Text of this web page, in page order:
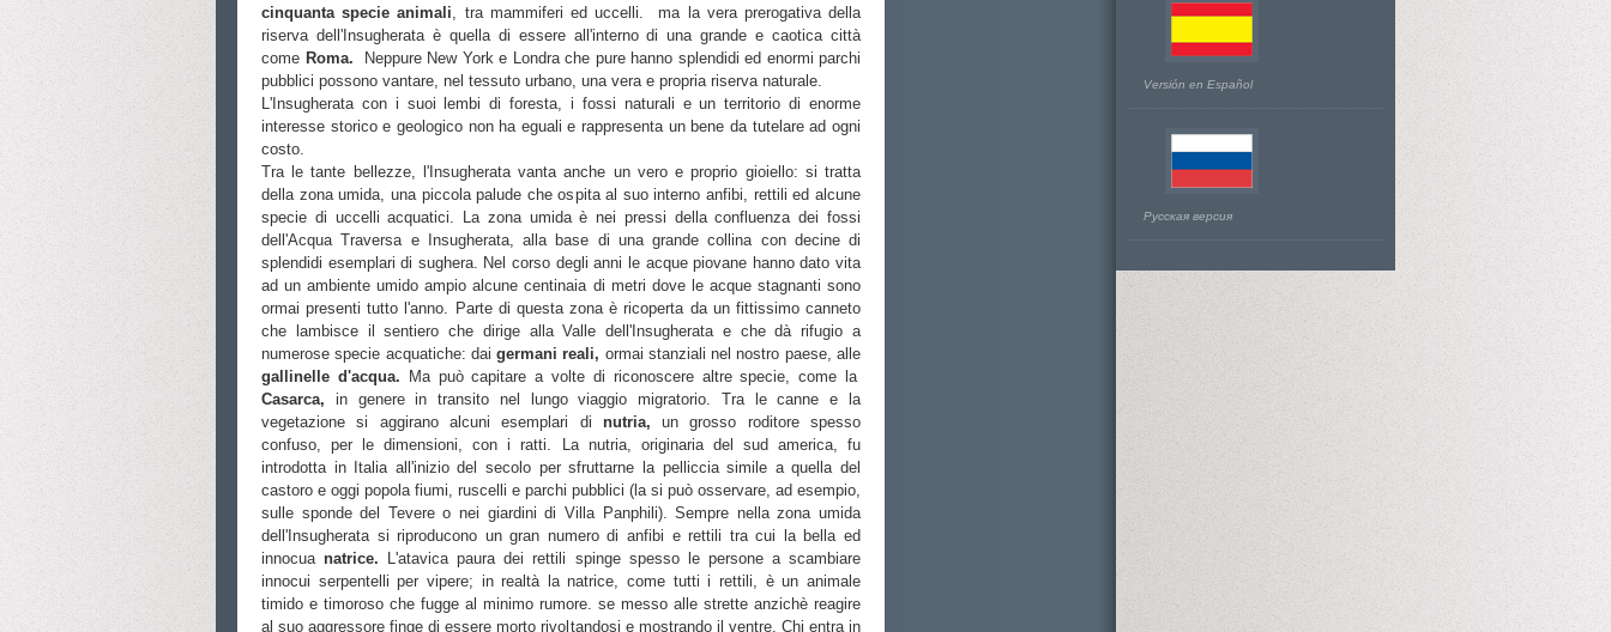
cinquanta specie animali, tra mammiferi ed uccelli. ma la vera prerogativa della
riserva dell'Insugherata è quella di essere all'interno di una grande e caotica città
come Roma.
Neppure New York e Londra che pure hanno splendidi ed enormi parchi
pubblici possono vantare, nel tessuto urbano, una vera e propria riserva naturale.
L'Insugherata con i suoi lembi di foresta, i fossi naturali e un territorio di enorme
interesse storico e geologico non ha eguali e rappresenta un bene da tutelare ad ogni
costo.
Tra le tante bellezze, l'Insugherata vanta anche un vero e proprio gioiello: si tratta
della zona umida, una piccola palude che ospita al suo interno anfibi, rettili ed alcune
specie di uccelli acquatici. La zona umida è nei pressi della confluenza dei fossi
dell'Acqua Traversa e Insugherata, alla base di una grande collina con decine di
splendidi esemplari di sughera. Nel corso degli anni le acque piovane hanno dato vita
ad un ambiente umido ampio alcune centinaia di metri dove le acque stagnanti sono
ormai presenti tutto l'anno. Parte di questa zona è ricoperta da un fittissimo canneto
che lambisce il sentiero che dirige alla Valle dell'Insugherata e che dà rifugio a
numerose specie acquatiche: daigermani reali, ormai stanziali nel nostro paese, alle
gallinelle d'acqua.
Ma può capitare a volte di riconoscere altre specie, come la
Casarca, in genere in transito nel lungo viaggio migratorio. Tra le canne e la
vegetazione si aggirano alcuni esemplari di nutria,un grosso roditore spesso
confuso, per le dimensioni, con i ratti. La nutria, originaria del sud america, fu
introdotta in Italia all'inizio del secolo per sfruttarne la pelliccia simile a quella del
castoro e oggi popola fiumi, ruscelli e parchi pubblici (la si può osservare, ad esempio,
sulle sponde del Tevere o nei giardini di Villa Panphili). Sempre nella zona umida
dell'Insugherata si riproducono un gran numero di anfibi e rettili tra cui la bella ed
innocuanatrice.
L'atavica paura dei rettili spinge spesso le persone a scambiare
innocui serpentelli per vipere; in realtà la natrice, come tutti i rettili, è un animale
timido e timoroso che fugge al minimo rumore. se messo alle strette anzichè reagire
al suo aggressore finge di essere morto rivoltandosi e mostrando il ventre. Chi entra in
Versión en Español
Русская версия